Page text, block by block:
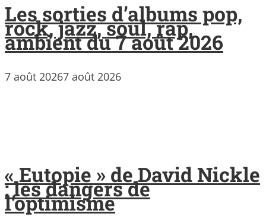
Les sorties d’albums pop,
rock, jazz, soul, rap,
ambient du 7 août 2026
7 août 20267 août 2026
« Eutopie » de David Nickle
: les dangers de
l’optimisme